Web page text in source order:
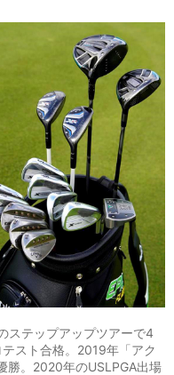
ステップアップツアーで4
スト合格。2019年「アク
勝。2020年のUSLPGA出場